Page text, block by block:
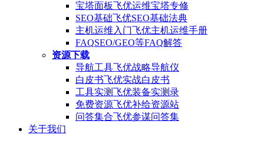
宝塔面板飞优运维宝塔专修
SEO基础飞优SEO基础法典
主机运维入门飞优主机运维手册
FAQSEO/GEO等FAQ解答
资源下载
导航工具飞优战略导航仪
白皮书飞优实战白皮书
工具实测飞优装备实测录
免费资源飞优补给资源站
问答集合飞优参谋问答集
关于我们